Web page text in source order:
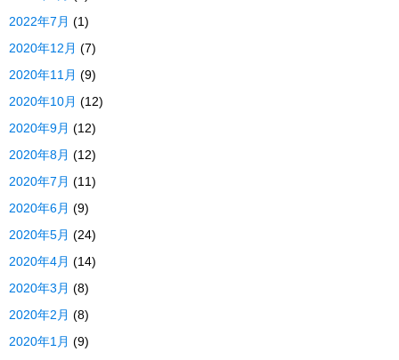
2022年7月 (1)
2020年12月 (7)
2020年11月 (9)
2020年10月 (12)
2020年9月 (12)
2020年8月 (12)
2020年7月 (11)
2020年6月 (9)
2020年5月 (24)
2020年4月 (14)
2020年3月 (8)
2020年2月 (8)
2020年1月 (9)